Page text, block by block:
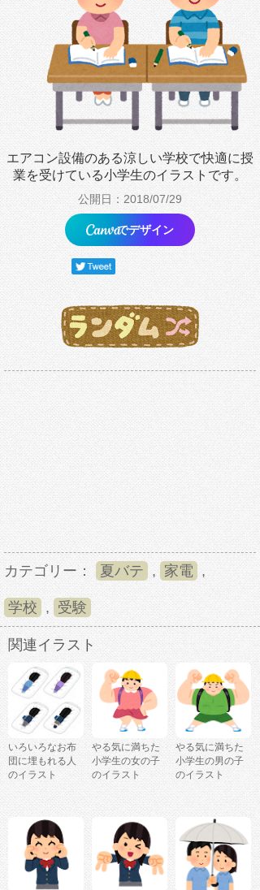
エアコン設備のある涼しい学校で快適に授
業を受けている小学生のイラストです。
公開日：2018/07/29
でデザイン
カテゴリー： 夏バテ , 家電 ,
学校 , 受験
関連イラスト
いろいろなお布
団に埋もれる人
のイラスト
やる気に満ちた
小学生の女の子
のイラスト
やる気に満ちた
小学生の男の子
のイラスト